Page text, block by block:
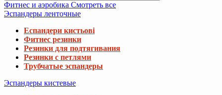
Фитнес и аэробика Смотреть все
Эспандеры ленточные
Еспандери кистьові
Фитнес резинки
Резинки для подтягивания
Резинки с петлями
Трубчатые эспандеры
Эспандеры кистевые